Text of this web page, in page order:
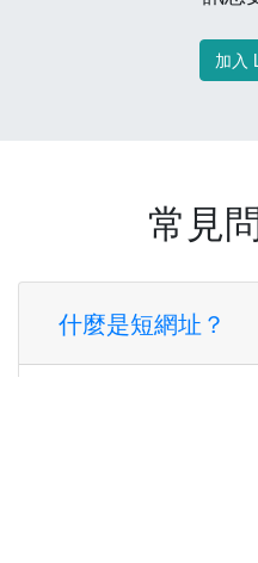
加入
常見
什麼是短網址？